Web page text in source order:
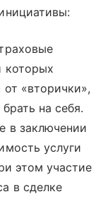
которых
«вторички»,
на себя.
в заключении
услуги
этом участие
в сделке